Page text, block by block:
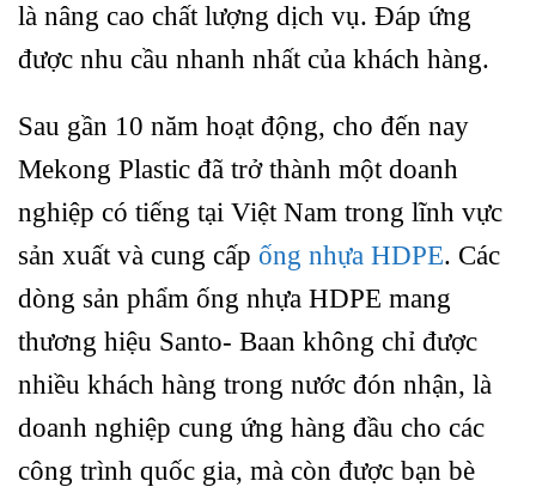
là nâng cao chất lượng dịch vụ. Đáp ứng
được nhu cầu nhanh nhất của khách hàng.
Sau gần 10 năm hoạt động, cho đến nay
Mekong Plastic đã trở thành một doanh
nghiệp có tiếng tại Việt Nam trong lĩnh vực
sản xuất và cung cấp ống nhựa HDPE. Các
dòng sản phẩm ống nhựa HDPE mang
thương hiệu Santo- Baan không chỉ được
nhiều khách hàng trong nước đón nhận, là
doanh nghiệp cung ứng hàng đầu cho các
công trình quốc gia, mà còn được bạn bè